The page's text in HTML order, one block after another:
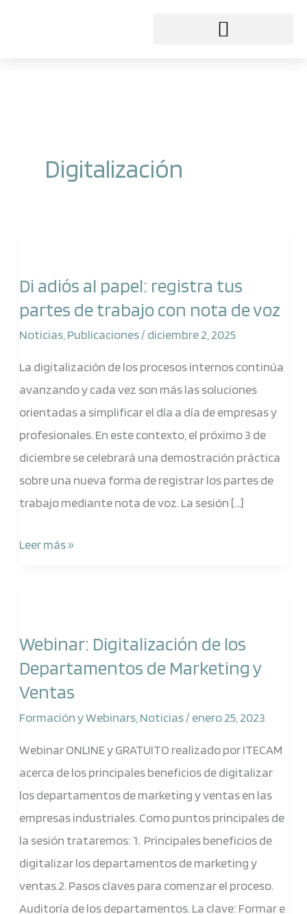
Digitalización
Di adiós al papel: registra tus
partes de trabajo con nota de voz
Noticias Publicaciones/diciembre 2, 2025
La digitalización de los procesos internos continúa
avanzando y cada vez son más las soluciones
orientadas a simplificar el día a día de empresas y
profesionales. En este contexto, el próximo 3 de
diciembre se celebrará una demostración práctica
sobre una nueva forma de registrar los partes de
trabajo mediante nota de voz. La sesión […]
al
papel:
registra
partes
con
Leer más »
Webinar: Digitalización de los
Departamentos de Marketing y
Ventas
Formación y Webinars Noticias/enero 25, 2023
Webinar ONLINE y GRATUITO realizado por ITECAM
acerca de los principales beneficios de digitalizar
los departamentos de marketing y ventas en las
empresas industriales. Como puntos principales de
la sesión trataremos: 1. Principales beneficios de
digitalizar los departamentos de marketing y
ventas.2. Pasos claves para comenzar el proceso.
Auditoría de los departamentos. La clave: Formar e
de
los
Departamentos
de